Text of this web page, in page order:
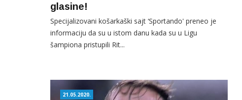
glasine!
Specijalizovani košarkaški sajt ‘Sportando' preneo je
informaciju da su u istom danu kada su u Ligu
šampiona pristupili Rit...
21.05.2020.